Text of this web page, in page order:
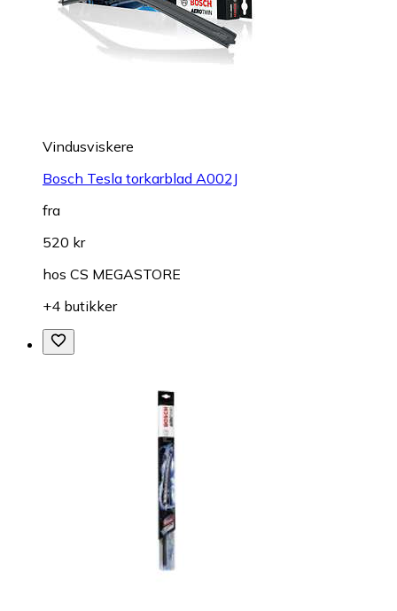
Vindusviskere
Bosch Tesla torkarblad A002J
fra
520 kr
hos CS MEGASTORE
+4 butikker